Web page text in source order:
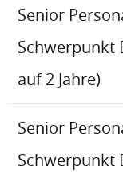
Senior
Schwerpunkt
auf 2 Jahre)
Senior